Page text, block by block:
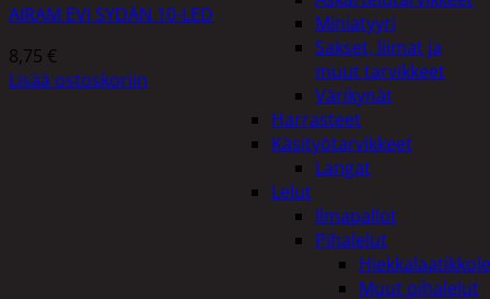
Miniatyyri
Sakset, liimat ja
muut tarvikkeet
Värikynät
Harrasteet
Käsityötarvikkeet
Langat
Lelut
Ilmapallot
Pihalelut
Muut pihalelut
AIRAM EVI SYDÄN 10-LED
8,75 €
Lisää ostoskoriin